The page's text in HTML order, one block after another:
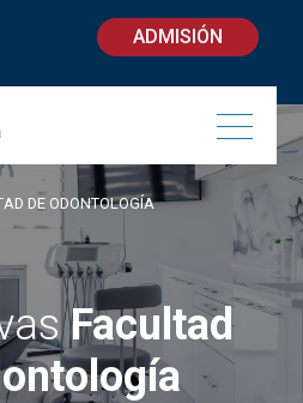
ADMISIÓN
DE ODONTOLOGÍA
Facultad